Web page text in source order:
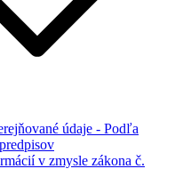
údaje - Podľa
v zmysle zákona č.